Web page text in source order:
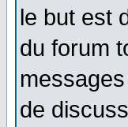
le but est
du forum
de